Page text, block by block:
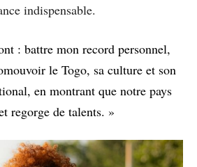
indispensable.
: battre mon record personnel,
le Togo, sa culture et son
en montrant que notre pays
regorge de talents. »